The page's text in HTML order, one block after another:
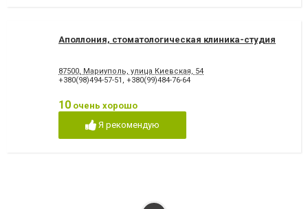
Аполлония, стоматологическая клиника-студия
87500, Мариуполь, улица Киевская, 54
+380(98)494-57-51
+380(99)484-76-64
10 очень хорошо
Я рекомендую